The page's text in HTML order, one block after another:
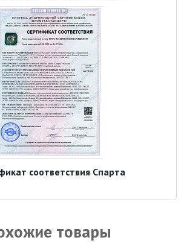
соответствия Спарта
товары